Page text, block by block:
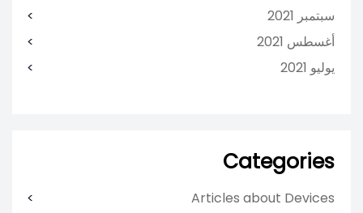
سبتمبر 2021
أغسطس 2021
يوليو 2021
Categories
Articles about Devices